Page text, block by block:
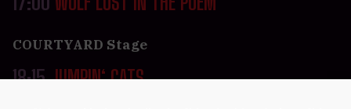
COURTYARD Stage
18:15JUMPIN‘ CATS